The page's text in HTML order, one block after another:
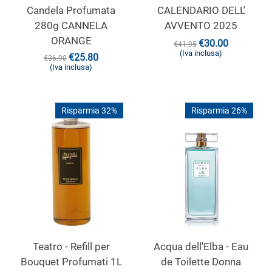
Candela Profumata
280g CANNELA
ORANGE
€36.90 €25.80
(Iva inclusa)
CALENDARIO DELL'
AVVENTO 2025
€41.95 €30.00
(Iva inclusa)
Risparmia 32%
Teatro - Refill per
Bouquet Profumati 1L
Risparmia 26%
Acqua dell'Elba - Eau
de Toilette Donna